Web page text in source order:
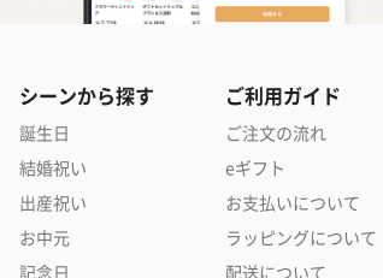
シーンから探す
誕生日
結婚祝い
出産祝い
お中元
記念日
ご利用ガイド
ご注文の流れ
eギフト
お支払いについて
ラッピングについて
配送について